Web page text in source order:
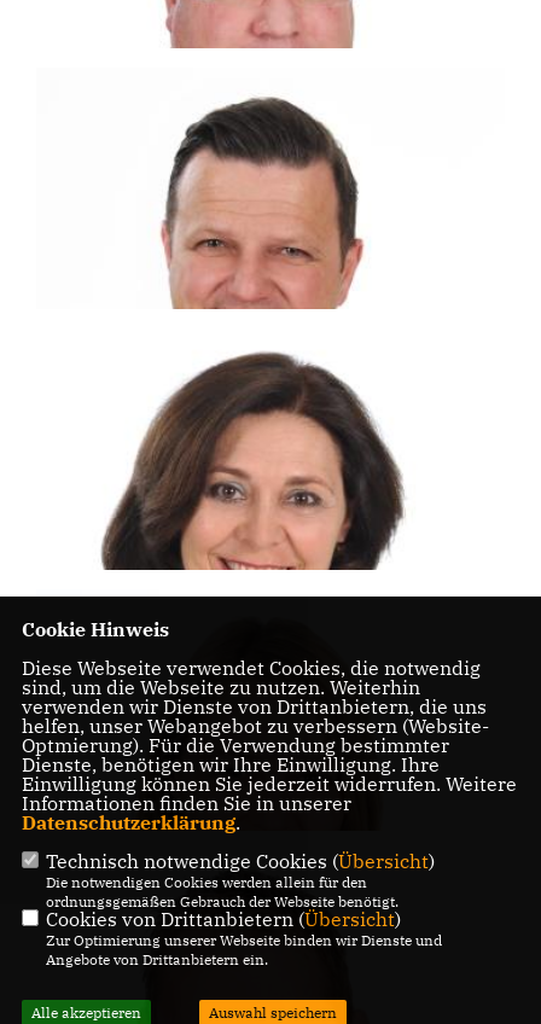
Cookie Hinweis
Diese Webseite verwendet Cookies, die notwendig
sind, um die Webseite zu nutzen. Weiterhin
verwenden wir Dienste von Drittanbietern, die uns
helfen, unser Webangebot zu verbessern (Website-
Optmierung). Für die Verwendung bestimmter
Dienste, benötigen wir Ihre Einwilligung. Ihre
Einwilligung können Sie jederzeit widerrufen. Weitere
Informationen finden Sie in unserer
Datenschutzerklärung.
Technisch notwendige Cookies (Übersicht)
Die notwendigen Cookies werden allein für den
ordnungsgemäßen Gebrauch der Webseite benötigt.
Cookies von Drittanbietern (Übersicht)
Zur Optimierung unserer Webseite binden wir Dienste und
Angebote von Drittanbietern ein.
Alle akzeptieren Auswahl speichern